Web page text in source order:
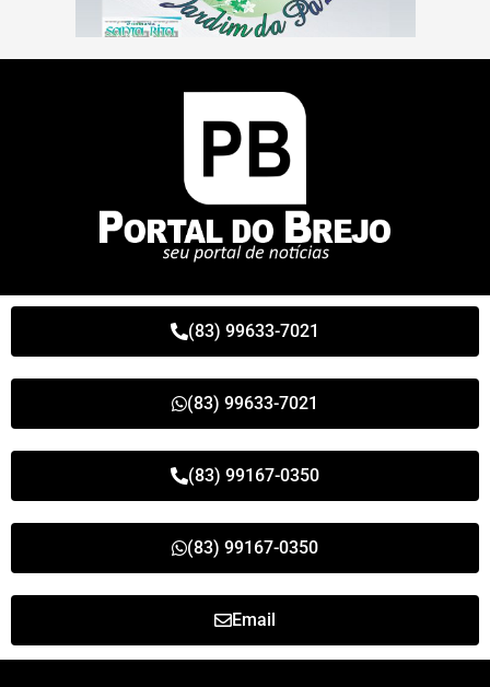
(83) 99633-7021
(83) 99633-7021
(83) 99167-0350
(83) 99167-0350
Email